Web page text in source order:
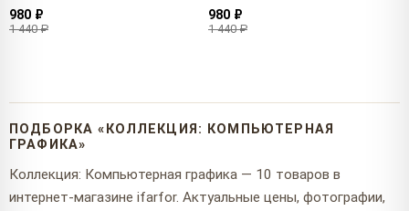
980 ₽
1 440 ₽
980 ₽
1 440 ₽
ПОДБОРКА «КОЛЛЕКЦИЯ: КОМПЬЮТЕРНАЯ
ГРАФИКА»
Коллекция: Компьютерная графика — 10 товаров в
интернет-магазине ifarfor. Актуальные цены, фотографии,